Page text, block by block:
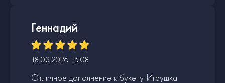
Геннадий
18.03.2026 15:08
Отличное дополнение к букету. Игрушка